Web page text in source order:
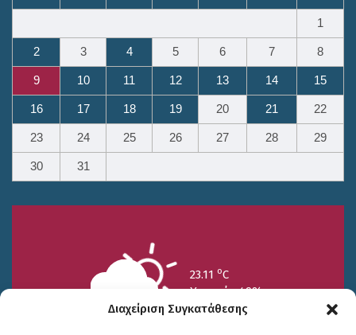
Διαχείριση Συγκατάθεσης
1
2 3 4 5 6 7 8
9 10 11 12 13 14 15
16 17 18 19 20 21 22
23 24 25 26 27 28 29
30 31
23.11 oC
Υγρασία 49%